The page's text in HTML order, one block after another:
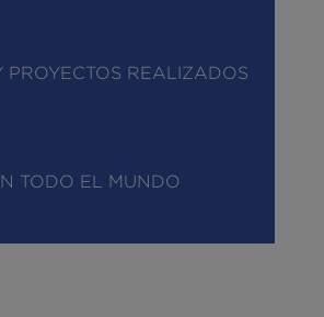
PROYECTOS REALIZADOS
TODO EL MUNDO